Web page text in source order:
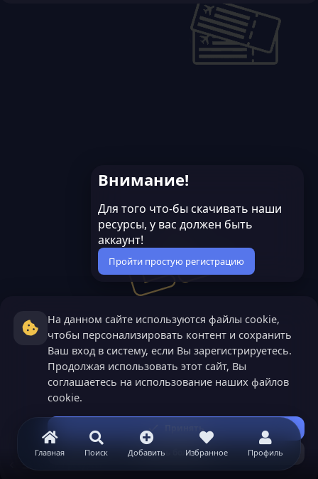
Главная Поиск Добавить Избранное Профиль
Внимание!
Для того что-бы скачивать наши
ресурсы, у вас должен быть
аккаунт!
Пройти простую регистрацию
На данном сайте используются файлы cookie,
чтобы персонализировать контент и сохранить
Ваш вход в систему, если Вы зарегистрируетесь.
Продолжая использовать этот сайт, Вы
соглашаетесь на использование наших файлов
cookie.
Принять
Узнать больше...